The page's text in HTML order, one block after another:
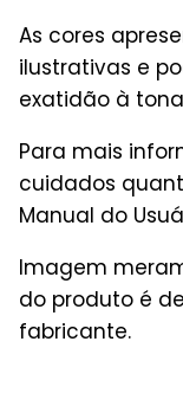
As cores
ilustrativas e
exatidão à
Para mais
cuidados
Manual do
Imagem
do produto é
fabricante.